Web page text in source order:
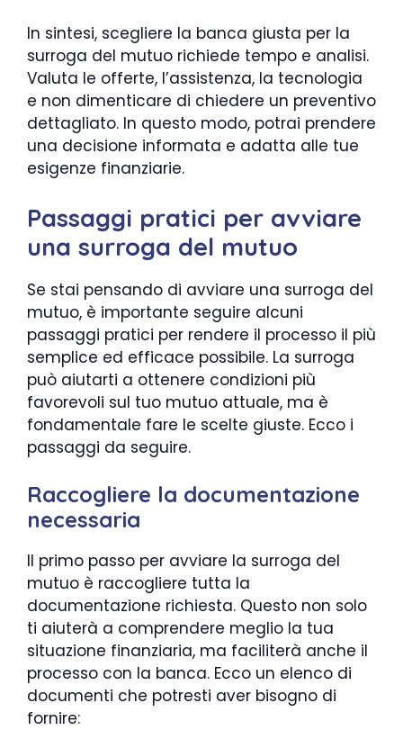
In sintesi, scegliere la banca giusta per la
surroga del mutuo richiede tempo e analisi.
Valuta le offerte, l’assistenza, la tecnologia
e non dimenticare di chiedere un preventivo
dettagliato. In questo modo, potrai prendere
una decisione informata e adatta alle tue
esigenze finanziarie.
Passaggi pratici per avviare
una surroga del mutuo
Se stai pensando di avviare una surroga del
mutuo, è importante seguire alcuni
passaggi pratici per rendere il processo il più
semplice ed efficace possibile. La surroga
può aiutarti a ottenere condizioni più
favorevoli sul tuo mutuo attuale, ma è
fondamentale fare le scelte giuste. Ecco i
passaggi da seguire.
Raccogliere la documentazione
necessaria
Il primo passo per avviare la surroga del
mutuo è raccogliere tutta la
documentazione richiesta. Questo non solo
ti aiuterà a comprendere meglio la tua
situazione finanziaria, ma faciliterà anche il
processo con la banca. Ecco un elenco di
documenti che potresti aver bisogno di
fornire: